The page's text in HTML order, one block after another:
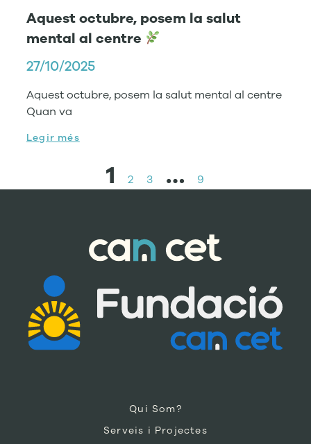
Aquest octubre, posem la salut
mental al centre
27/10/2025
Aquest octubre, posem la salut mental al centre
Quan va
Legir més
1 2 3 … 9
Qui Som?
Serveis i Projectes